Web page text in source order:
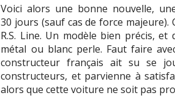
Voici alors une bonne nouvelle,
30 jours (sauf cas de force
R.S. Line. Un modèle bien précis,
métal ou blanc perle. Faut faire
constructeur français ait su se
constructeurs, et parvienne à
alors que cette voiture ne soit pas